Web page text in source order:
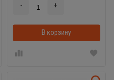
В корзинке
- +
В корзину